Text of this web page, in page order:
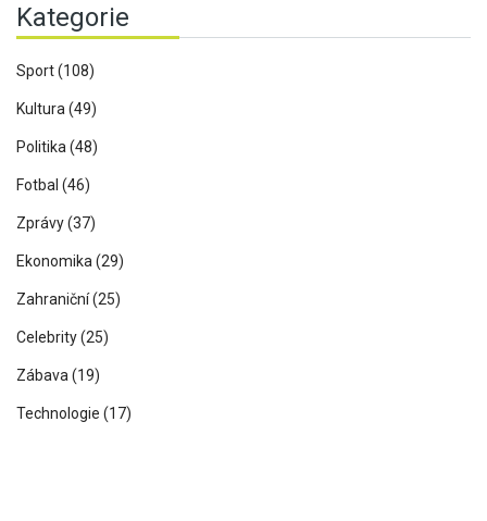
Kategorie
Sport(108)
Kultura (49)
Politika (48)
Fotbal (46)
Zprávy(37)
Ekonomika (29)
Zahraniční(25)
Celebrity(25)
Zábava (19)
Technologie (17)